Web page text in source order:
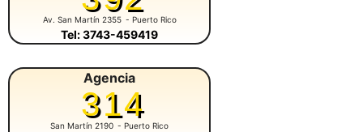
Av. San Martín 2355 - Puerto Rico
Tel: 3743-459419
Agencia
314
San Martín 2190 - Puerto Rico